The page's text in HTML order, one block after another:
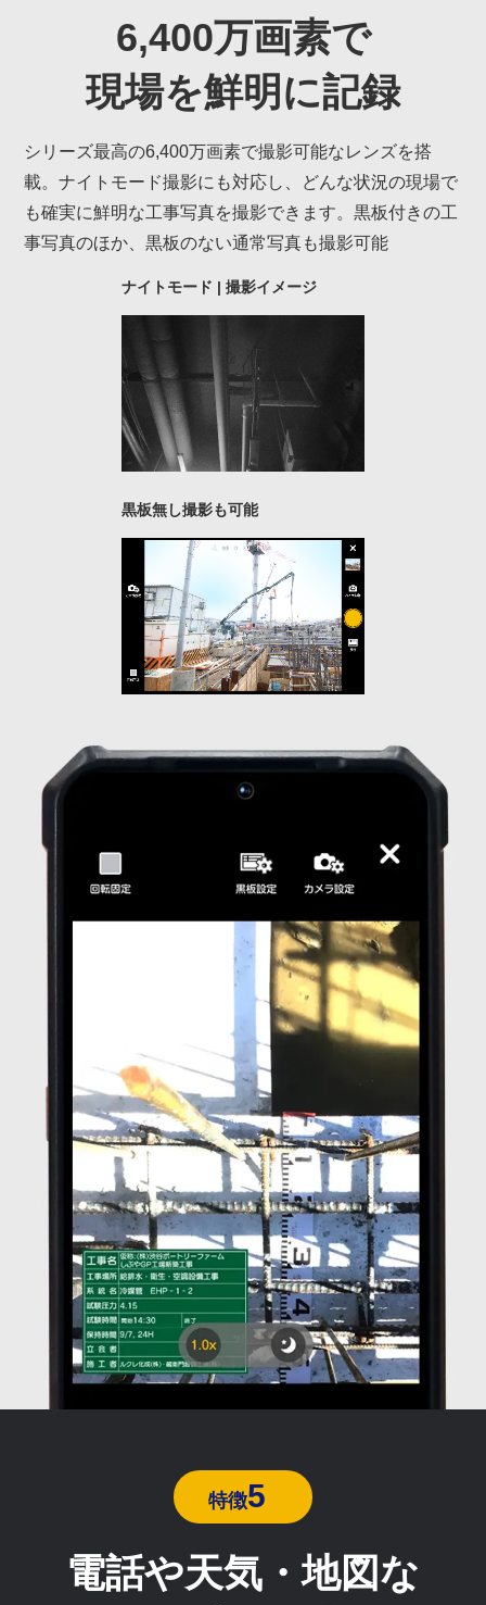
6,400万画素で
現場を鮮明に記録
シリーズ最高の6,400万画素で撮影可能なレンズを搭
載。ナイトモード撮影にも対応し、どんな状況の現場で
も確実に鮮明な工事写真を撮影できます。黒板付きの工
事写真のほか、黒板のない通常写真も撮影可能
ナイトモード | 撮影イメージ
黒板無し撮影も可能
特徴5
電話や天気・地図な